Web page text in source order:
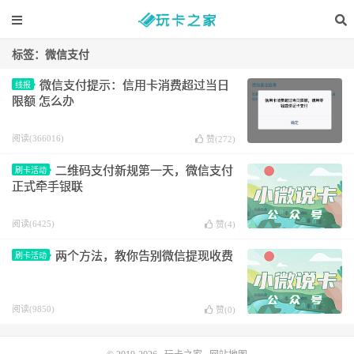
标签：微信支付
线报
微信支付提示：信用卡消费超过当日
限额 怎么办
阅读(366016) 赞(272)
刷卡活动
二维码支付新规第一天，微信支付
正式牵手银联
阅读(6425) 赞(4)
刷卡活动 两个方法，教你告别微信提现收费
阅读(9850) 赞(0)